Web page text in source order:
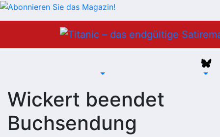
Wickert beendet
Buchsendung